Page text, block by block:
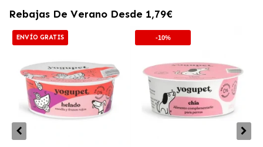
Rebajas De Verano Desde 1,79€
ENVÍO GRATIS -10%